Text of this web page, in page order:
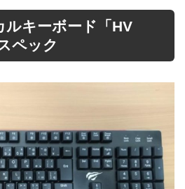
キーボード「HV
ペック